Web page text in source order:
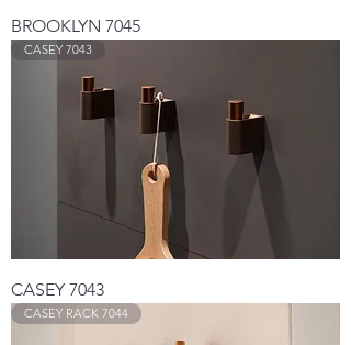
BROOKLYN 7045
CASEY 7043
CASEY 7043
CASEY RACK 7044